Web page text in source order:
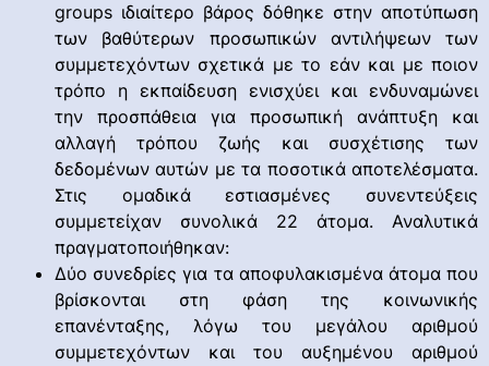
groups ιδιαίτερο βάρος δόθηκε στην αποτύπωση
των βαθύτερων προσωπικών αντιλήψεων των
συμμετεχόντων σχετικά με το εάν και με ποιον
τρόπο η εκπαίδευση ενισχύει και ενδυναμώνει
την προσπάθεια για προσωπική ανάπτυξη και
αλλαγή τρόπου ζωής και συσχέτισης των
δεδομένων αυτών με τα ποσοτικά αποτελέσματα.
Στις ομαδικά εστιασμένες συνεντεύξεις
συμμετείχαν συνολικά 22 άτομα. Αναλυτικά
πραγματοποιήθηκαν:
Δύο συνεδρίες για τα αποφυλακισμένα άτομα που
βρίσκονται στη φάση της κοινωνικής
επανένταξης, λόγω του μεγάλου αριθμού
συμμετεχόντων και του αυξημένου αριθμού